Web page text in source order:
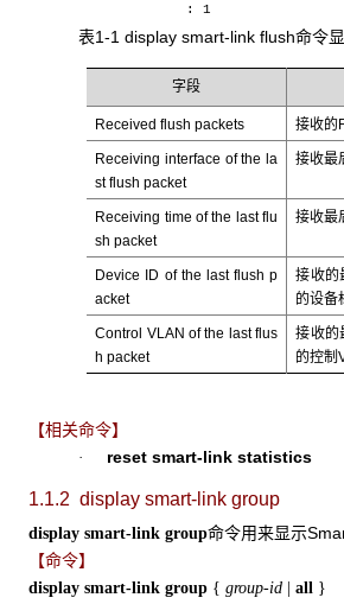
: 1
表1-1 display smart-link flush命令
字段
Received flush packets 接收的
Receiving interface of the la
st flush packet
接收最
Receiving time of the last flu
sh packet
接收最
Device ID of the last flush p
acket
接收的
的设备
Control VLAN of the last flus
h packet
接收的
的控制
【相关命令】
· reset smart-link statistics
1.1.2 display smart-link group
display smart-link group命令用来显示
【命令】
display smart-link group { group-id all }